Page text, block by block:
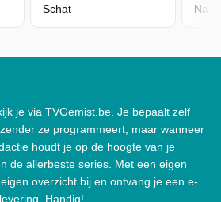
Schat
je via TVGemist.be. Je bepaalt zelf
ze programmeert, maar wanneer
houdt je op de hoogte van je
de allerbeste series. Met een eigen
overzicht bij en ontvang je een e-
Handig!